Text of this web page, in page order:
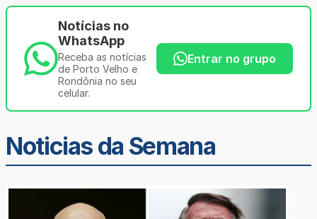
Notícias no
WhatsApp
Receba as notícias
de Porto Velho e
Rondônia no seu
celular.
Entrar no grupo
Noticias da Semana